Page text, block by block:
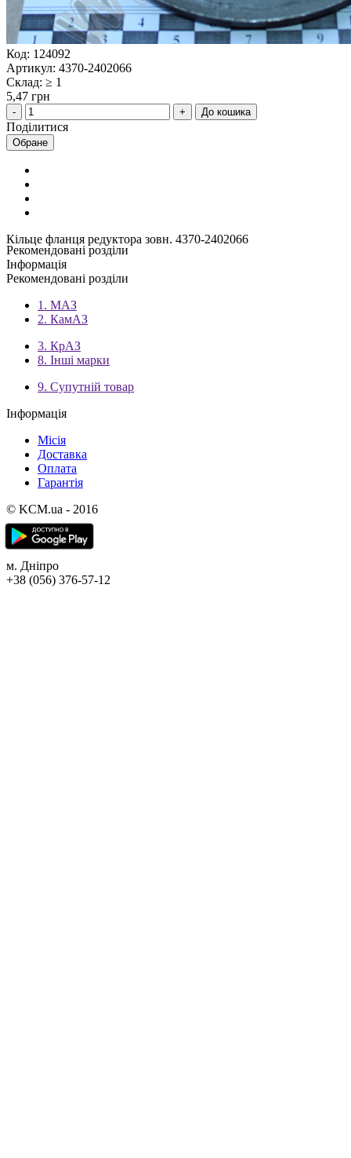
Код: 124092
Артикул: 4370-2402066
Склад: ≥ 1
5,47 грн
До кошика
Поділитися
Обране
Кільце фланця редуктора зовн. 4370-2402066
Рекомендовані розділи
Інформація
Рекомендовані розділи
1. МАЗ
2. КамАЗ
3. КрАЗ
8. Інші марки
9. Супутній товар
Інформація
Місія
Доставка
Оплата
Гарантія
© KCM.ua - 2016
м. Дніпро
+38 (056) 376-57-12